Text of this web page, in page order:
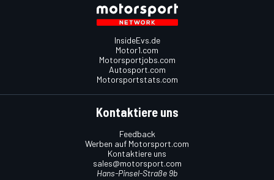
InsideEvs.de
Motor1.com
Motorsportjobs.com
Autosport.com
Motorsportstats.com
Kontaktiere uns
Feedback
Werben auf Motorsport.com
Kontaktiere uns
sales@motorsport.com
Hans-Pinsel-Straße 9b